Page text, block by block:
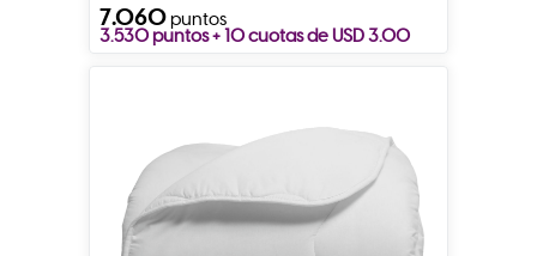
7.060puntos
3.530 puntos + 10 cuotas de USD 3.00